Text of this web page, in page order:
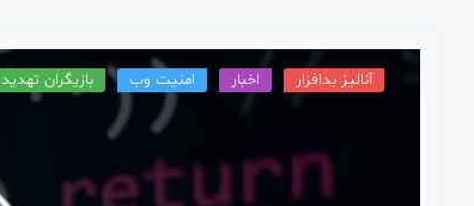
آنالیز بدافزار اخبار امنیت وب بازیگران تهدید